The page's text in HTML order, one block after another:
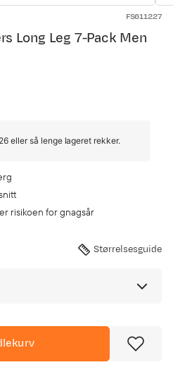
FS611227
Long Leg 7-Pack Men
eller så lenge lageret rekker.
risikoen for gnagsår
Størrelsesguide